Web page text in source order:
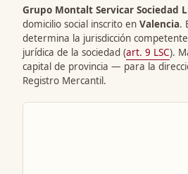
Grupo Montalt Servicar Sociedad
domicilio social inscrito en Valencia.
determina la jurisdicción
jurídica de la sociedad (art. 9 LSC).
capital de provincia — para la
Registro Mercantil.